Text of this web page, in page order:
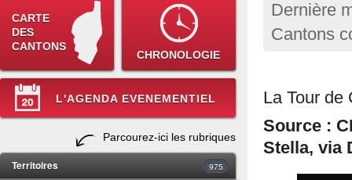
CARTE
DES
CANTONS
CHRONOLOGIE
L'AGENDA EVENEMENTIEL
Parcourez-ici les rubriques
Territoires 975
Dernière
Cantons
La Tour de
Source :
Stella, via